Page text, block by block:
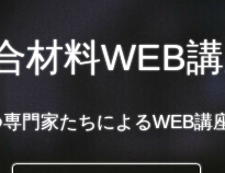
材料WEB
門家たちによるWEB講